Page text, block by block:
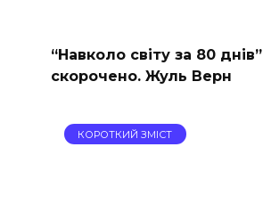
“Навколо світу за 80 днів”
скорочено. Жуль Верн
КОРОТКИЙ ЗМІСТ